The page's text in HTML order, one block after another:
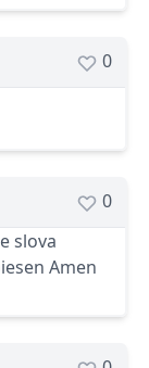
0
0
slova
Amen